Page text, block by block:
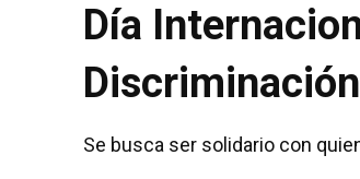
Día
Discriminación
Se busca ser solidario con